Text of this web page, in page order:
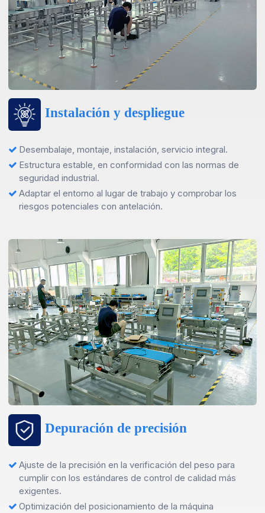
Instalación y despliegue
Desembalaje, montaje, instalación, servicio integral.
Estructura estable, en conformidad con las normas de
seguridad industrial.
Adaptar el entorno al lugar de trabajo y comprobar los
riesgos potenciales con antelación.
Depuración de precisión
Ajuste de la precisión en la verificación del peso para
cumplir con los estándares de control de calidad más
exigentes.
Optimización del posicionamiento de la máquina